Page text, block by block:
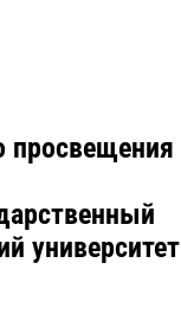
просвещения
университет